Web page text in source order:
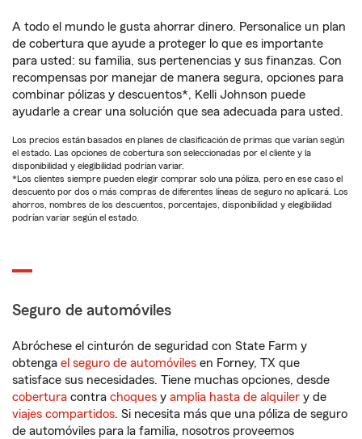
A todo el mundo le gusta ahorrar dinero. Personalice un plan
de cobertura que ayude a proteger lo que es importante
para usted: su familia, sus pertenencias y sus finanzas. Con
recompensas por manejar de manera segura, opciones para
combinar pólizas y descuentos*, Kelli Johnson puede
ayudarle a crear una solución que sea adecuada para usted.
Los precios están basados en planes de clasificación de primas que varían según
el estado. Las opciones de cobertura son seleccionadas por el cliente y la
disponibilidad y elegibilidad podrían variar.
*Los clientes siempre pueden elegir comprar solo una póliza, pero en ese caso el
descuento por dos o más compras de diferentes líneas de seguro no aplicará. Los
ahorros, nombres de los descuentos, porcentajes, disponibilidad y elegibilidad
podrían variar según el estado.
Seguro de automóviles
Abróchese el cinturón de seguridad con State Farm y
obtenga el seguro de automóviles en Forney, TX que
satisface sus necesidades. Tiene muchas opciones, desde
cobertura contra choques y amplia hasta de alquiler y de
viajes compartidos. Si necesita más que una póliza de seguro
de automóviles para la familia, nosotros proveemos